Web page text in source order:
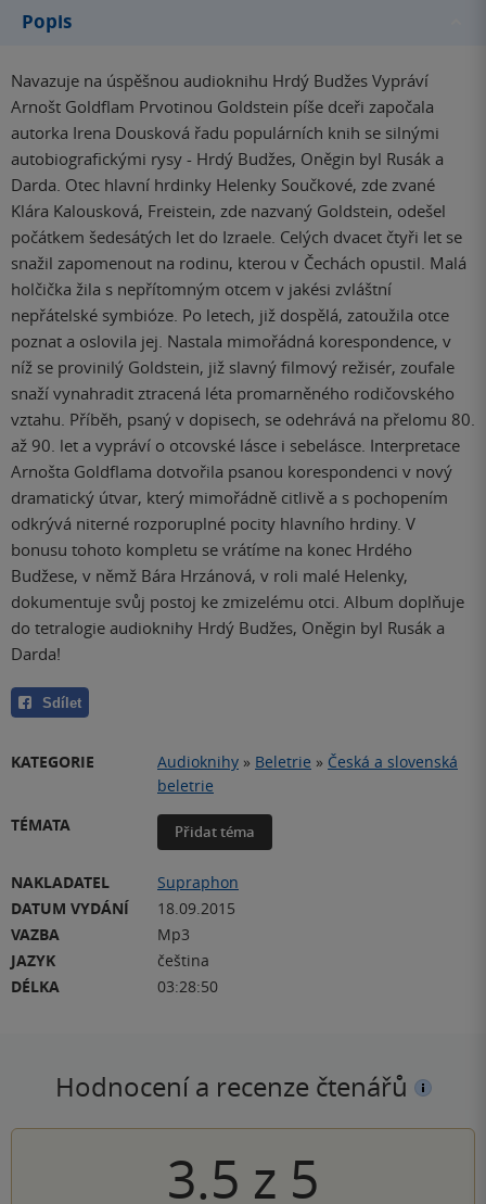
Popis
Navazuje na úspěšnou audioknihu Hrdý Budžes Vypráví
Arnošt Goldflam Prvotinou Goldstein píše dceři započala
autorka Irena Dousková řadu populárních knih se silnými
autobiografickými rysy - Hrdý Budžes, Oněgin byl Rusák a
Darda. Otec hlavní hrdinky Helenky Součkové, zde zvané
Klára Kalousková, Freistein, zde nazvaný Goldstein, odešel
počátkem šedesátých let do Izraele. Celých dvacet čtyři let se
snažil zapomenout na rodinu, kterou v Čechách opustil. Malá
holčička žila s nepřítomným otcem v jakési zvláštní
nepřátelské symbióze. Po letech, již dospělá, zatoužila otce
poznat a oslovila jej. Nastala mimořádná korespondence, v
níž se provinilý Goldstein, již slavný filmový režisér, zoufale
snaží vynahradit ztracená léta promarněného rodičovského
vztahu. Příběh, psaný v dopisech, se odehrává na přelomu 80.
až 90. let a vypráví o otcovské lásce i sebelásce. Interpretace
Arnošta Goldflama dotvořila psanou korespondenci v nový
dramatický útvar, který mimořádně citlivě a s pochopením
odkrývá niterné rozporuplné pocity hlavního hrdiny. V
bonusu tohoto kompletu se vrátíme na konec Hrdého
Budžese, v němž Bára Hrzánová, v roli malé Helenky,
dokumentuje svůj postoj ke zmizelému otci. Album doplňuje
do tetralogie audioknihy Hrdý Budžes, Oněgin byl Rusák a
Darda!
Sdílet
KATEGORIE Audioknihy » Beletrie » Česká a slovenská
beletrie
TÉMATA
Přidat téma
NAKLADATEL
Supraphon
DATUM VYDÁNÍ
18.09.2015
VAZBA
Mp3
JAZYK
čeština
DÉLKA
03:28:50
Hodnocení a recenze čtenářů
3.5 z 5